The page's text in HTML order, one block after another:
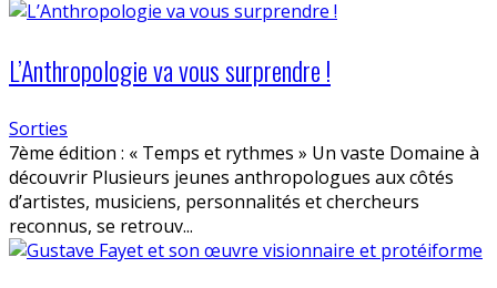
L’Anthropologie va vous surprendre !
Sorties
7ème édition : « Temps et rythmes » Un vaste Domaine à
découvrir Plusieurs jeunes anthropologues aux côtés
d’artistes, musiciens, personnalités et chercheurs
reconnus, se retrouv...